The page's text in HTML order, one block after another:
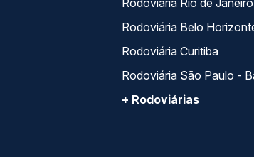
Rodoviária Rio de
Rodoviária Belo
Rodoviária Curitiba
Rodoviária São Paulo -
+ Rodoviárias